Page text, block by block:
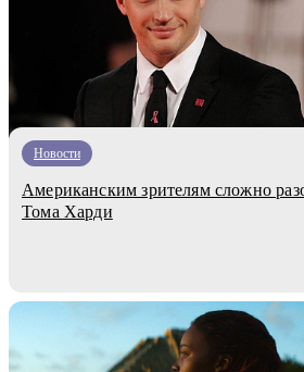
Новости
Американским зрителям сложно
Тома Харди